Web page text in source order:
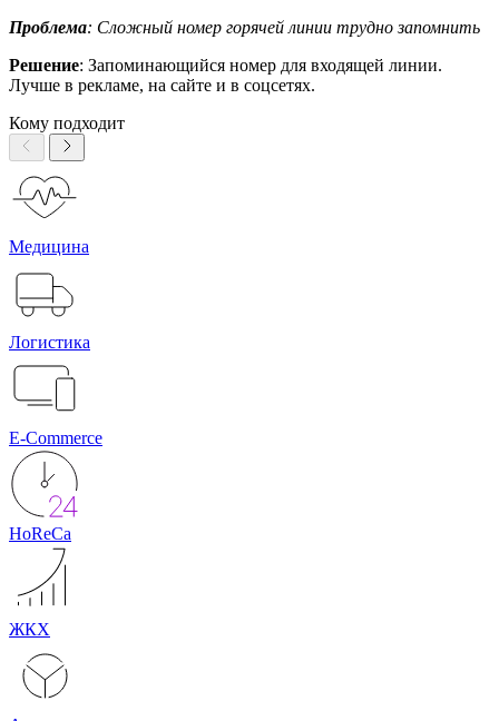
Проблема: Сложный номер горячей линии трудно запомнить
Решение: Запоминающийся номер для входящей линии.
Лучше в рекламе, на сайте и в соцсетях.
Кому подходит
Медицина
Логистика
E-Commerce
HoReCa
ЖКХ